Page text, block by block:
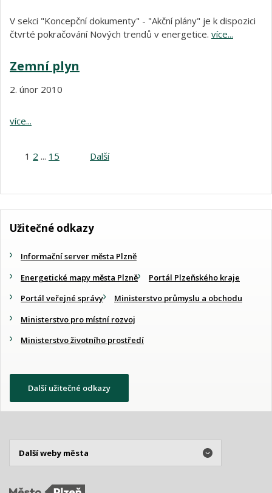
V sekci "Koncepční dokumenty" - "Akční plány" je k dispozici
čtvrté pokračování Nových trendů v energetice. více...
Zemní plyn
2. únor 2010
více...
1 2 ... 15 Další
Užitečné odkazy
Informační server města Plzně
Energetické mapy města Plzně
Portál Plzeňského kraje
Portál veřejné správy
Ministerstvo průmyslu a obchodu
Ministerstvo pro místní rozvoj
Ministerstvo životního prostředí
Další užitečné odkazy